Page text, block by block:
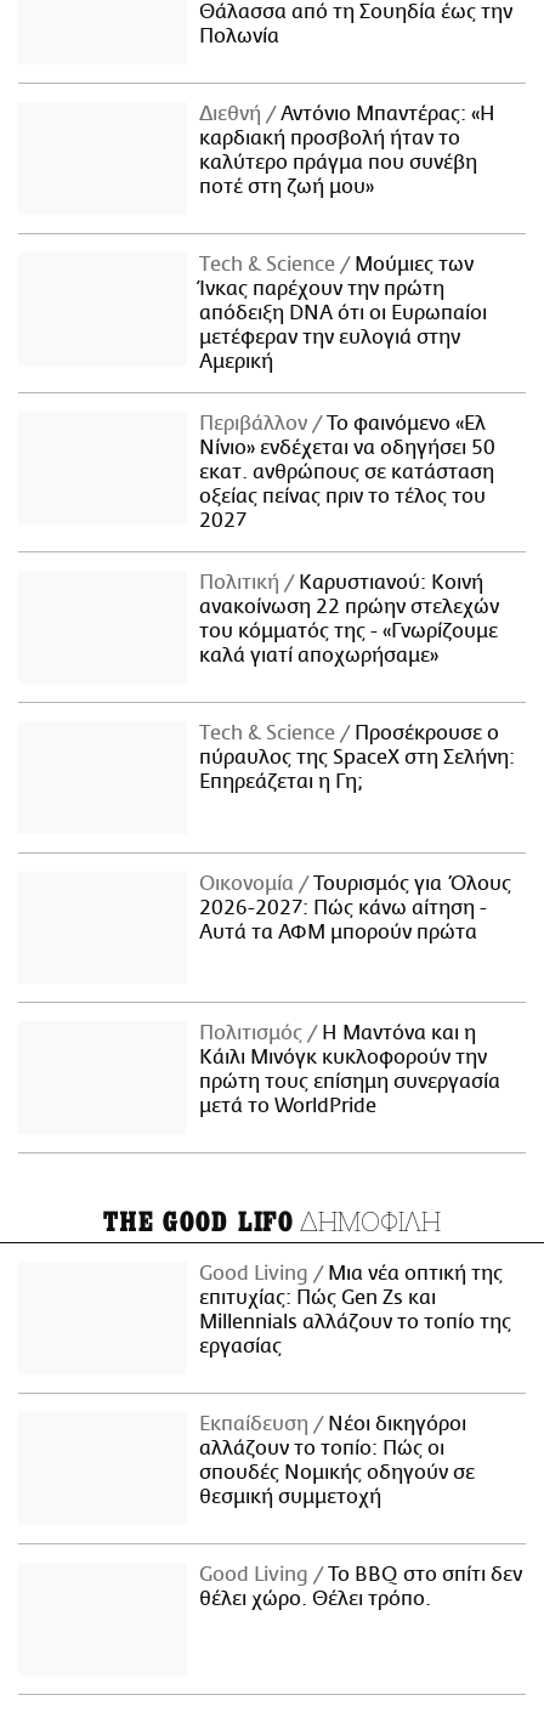
Θάλασσα από τη Σουηδία έως την
Πολωνία
Διεθνή
Αντόνιο Μπαντέρας: «Η
καρδιακή προσβολή ήταν το
καλύτερο πράγμα που συνέβη
ποτέ στη ζωή μου»
Τech & Science
Μούμιες των
Ίνκας παρέχουν την πρώτη
απόδειξη DNA ότι οι Ευρωπαίοι
μετέφεραν την ευλογιά στην
Αμερική
Περιβάλλον
Το φαινόμενο «Ελ
Νίνιο» ενδέχεται να οδηγήσει 50
εκατ. ανθρώπους σε κατάσταση
οξείας πείνας πριν το τέλος του
2027
Πολιτική
Καρυστιανού: Κοινή
ανακοίνωση 22 πρώην στελεχών
του κόμματός της - «Γνωρίζουμε
καλά γιατί αποχωρήσαμε»
Τech & Science
Προσέκρουσε ο
πύραυλος της SpaceX στη Σελήνη:
Επηρεάζεται η Γη;
Οικονομία
Τουρισμός για Όλους
2026-2027: Πώς κάνω αίτηση -
Αυτά τα ΑΦΜ μπορούν πρώτα
Πολιτισμός
Η Μαντόνα και η
Κάιλι Μινόγκ κυκλοφορούν την
πρώτη τους επίσημη συνεργασία
μετά το WorldPride
THE GOOD LIFO ΔΗΜΟΦΙΛΗ
Good Living
Μια νέα οπτική της
επιτυχίας: Πώς Gen Zs και
Millennials αλλάζουν το τοπίο της
εργασίας
Εκπαίδευση
Νέοι δικηγόροι
αλλάζουν το τοπίο: Πώς οι
σπουδές Νομικής οδηγούν σε
θεσμική συμμετοχή
Good Living
Το BBQ στο σπίτι δεν
θέλει χώρο. Θέλει τρόπο.